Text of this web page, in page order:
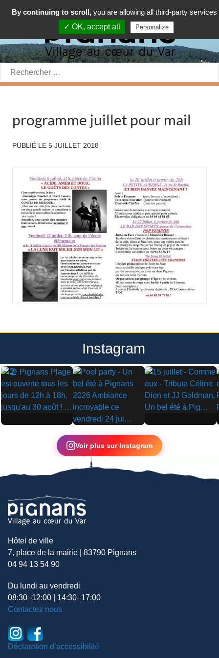
Rechercher:
programme juillet pour mail
PUBLIÉ LE 5 JUILLET 2018
Instagram
▶
▶
▶
Voir plus sur Instagram
Hôtel de ville
7, place de la mairie | 83790 Pignans
04 94 13 54 90
Du lundi au vendredi
08:30–12:00 | 14:30–17:00
Contactez nous
Déclaration d’accessibilité
By continuing to scroll, you are allowing all third-party services
✓ OK, accept all
Personalize